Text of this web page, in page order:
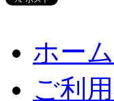
ホーム
ご利